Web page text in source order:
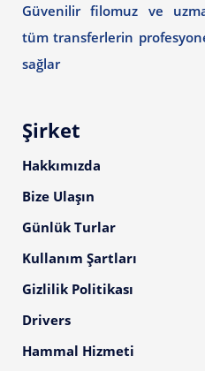
Güvenilir filomuz ve
tüm transferlerin
sağlar
Şirket
Hakkımızda
Bize Ulaşın
Günlük Turlar
Kullanım Şartları
Gizlilik Politikası
Drivers
Hammal Hizmeti